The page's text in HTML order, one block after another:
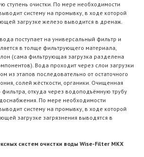
ступень очистки. По мере необходимости
систему на промывку, в ходе которой
загрузке железо выводится в дренаж.
поступает на универсальный фильтр и
в толще фильтрующего материала,
(сама фильтрующая загрузка разделена
Вода проходит через слои загрузки
из этапов последовательно от остаточного
солей жёсткости, органики. Очищенная
откуда через водоподъёмную трубу
По мере необходимости
систему на промывку, в ходе которой
загрузке загрязнения выводятся в
систем очистки воды Wise-Filter MKX